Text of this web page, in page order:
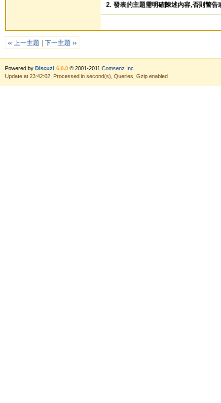
2. 發表的主題需明確陳述內容,否則警告
‹‹ 上一主題 下一主題 ››
Powered by Discuz! 6.0.0© 2001-2011 Comsenz Inc.
Update at 23:42:02, Processed in second(s), Queries, Gzip enabled